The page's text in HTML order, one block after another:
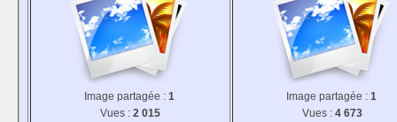
Image partagée : 1
Vues : 2 015
Image partagée : 1
Vues : 4 673